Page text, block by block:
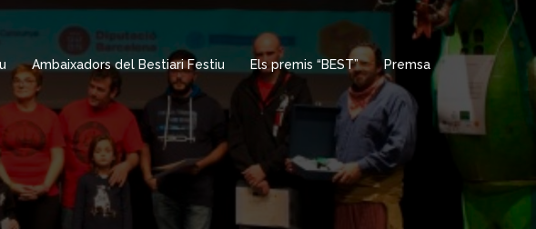
Ambaixadors del Bestiari Festiu Els premis “BEST” Premsa